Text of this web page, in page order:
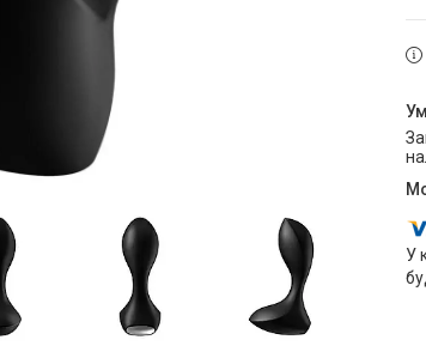
Законом не передбачено повернення та обмін даного товару
У